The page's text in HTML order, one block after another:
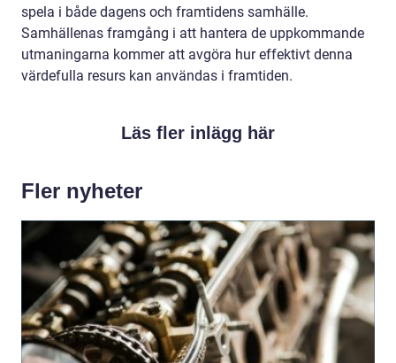
spela i både dagens och framtidens samhälle.
Samhällenas framgång i att hantera de uppkommande
utmaningarna kommer att avgöra hur effektivt denna
värdefulla resurs kan användas i framtiden.
Läs fler inlägg här
Fler nyheter